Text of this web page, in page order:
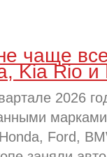
чаще
Kia Rio
2026
Ford,